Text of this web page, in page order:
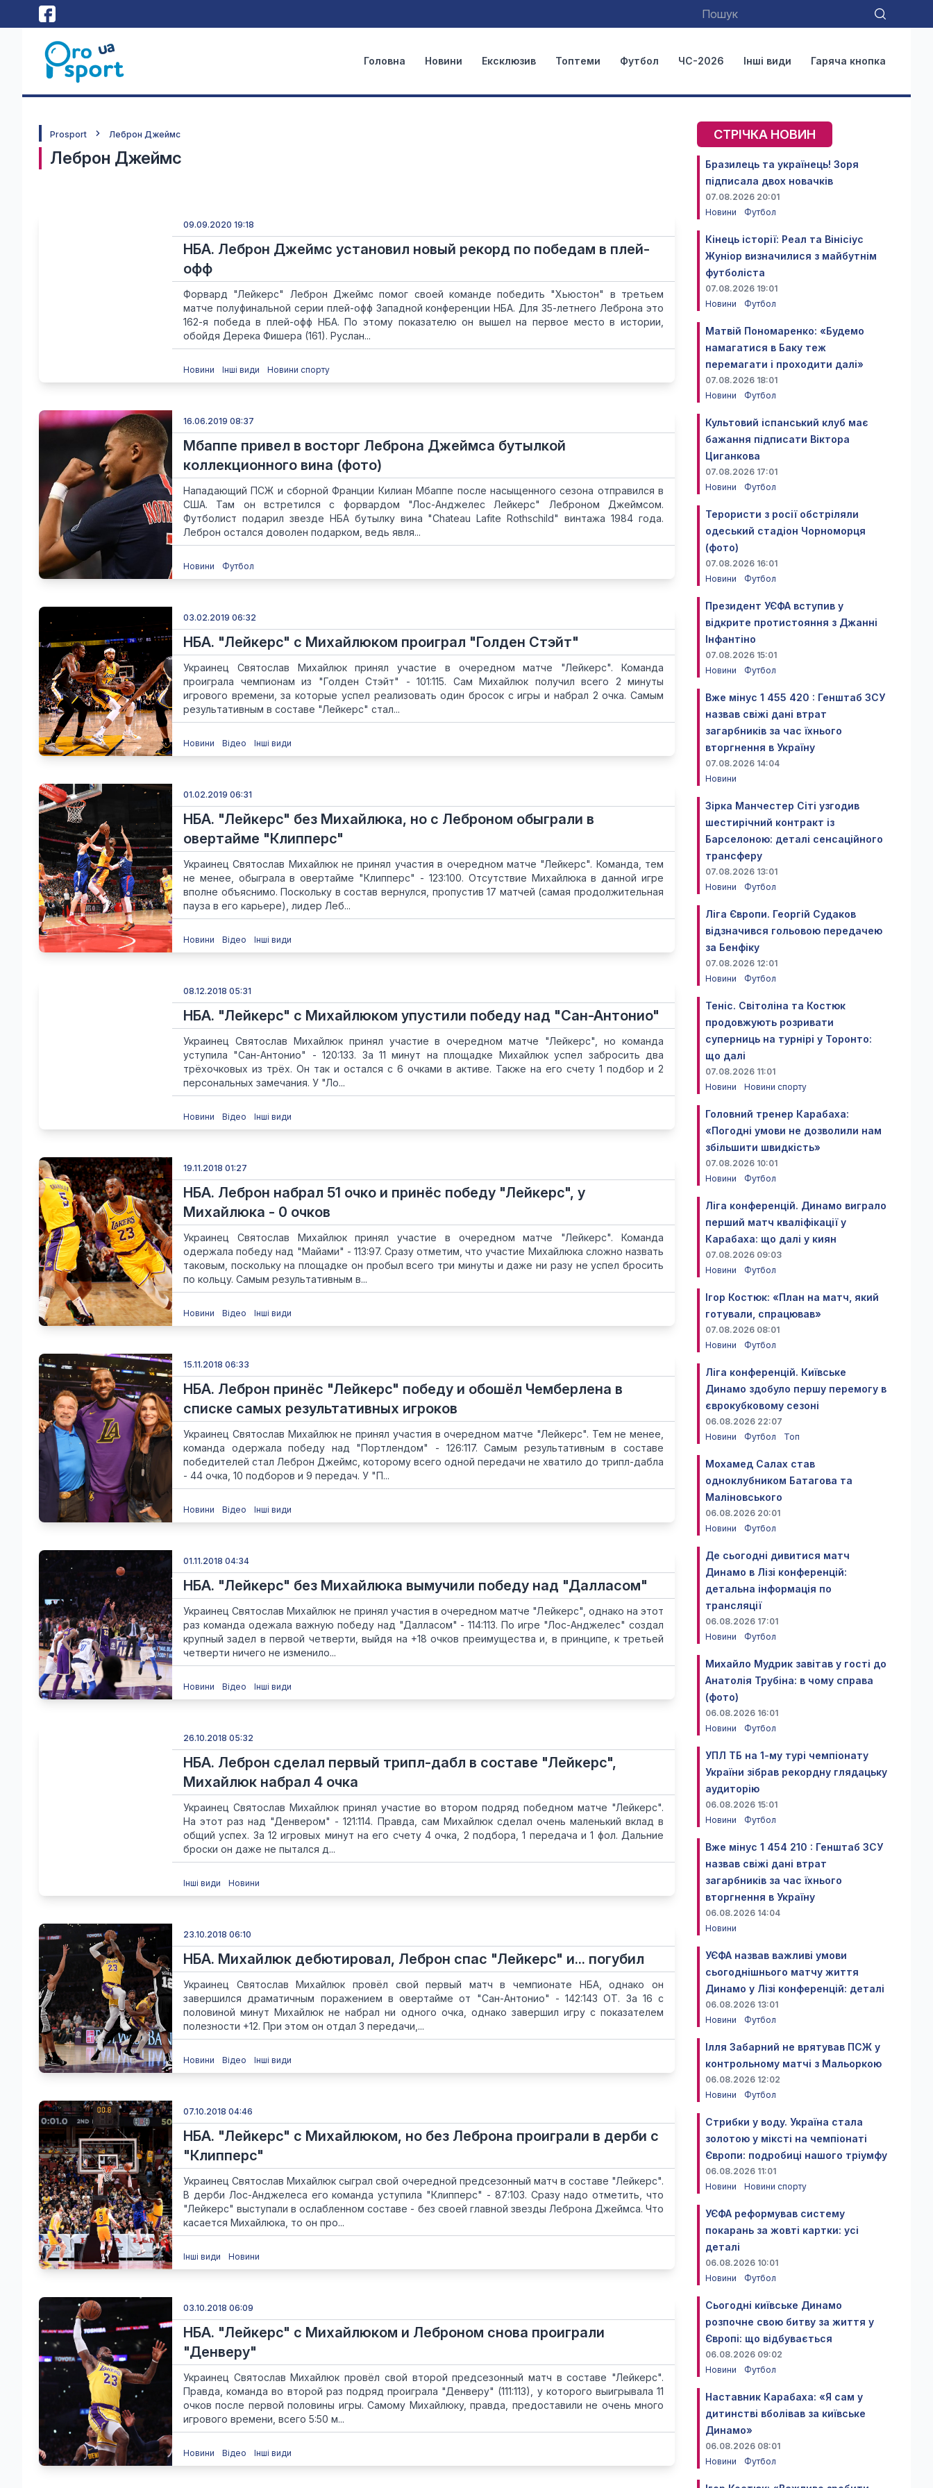
Головна Новини Ексклюзив Топтеми Футбол ЧС-2026 Інші види Гаряча кнопка
Prosport Леброн Джеймс
Леброн Джеймс
09.09.2020 19:18
НБА. Леброн Джеймс установил новый рекорд по победам в плей-
офф
Форвард "Лейкерс" Леброн Джеймс помог своей команде победить "Хьюстон" в третьем
матче полуфинальной серии плей-офф Западной конференции НБА. Для 35-летнего Леброна это
162-я победа в плей-офф НБА. По этому показателю он вышел на первое место в истории,
обойдя Дерека Фишера (161). Руслан...
Новини Інші види Новини спорту
16.06.2019 08:37
Мбаппе привел в восторг Леброна Джеймса бутылкой
коллекционного вина (фото)
Нападающий ПСЖ и сборной Франции Килиан Мбаппе после насыщенного сезона отправился в
США. Там он встретился с форвардом "Лос-Анджелес Лейкерс" Леброном Джеймсом.
Футболист подарил звезде НБА бутылку вина "Chateau Lafite Rothschild" винтажа 1984 года.
Леброн остался доволен подарком, ведь явля...
Новини Футбол
03.02.2019 06:32
НБА. "Лейкерс" с Михайлюком проиграл "Голден Стэйт"
Украинец Святослав Михайлюк принял участие в очередном матче "Лейкерс". Команда
проиграла чемпионам из "Голден Стэйт" - 101:115. Сам Михайлюк получил всего 2 минуты
игрового времени, за которые успел реализовать один бросок с игры и набрал 2 очка. Самым
результативным в составе "Лейкерс" стал...
Новини Відео Інші види
01.02.2019 06:31
НБА. "Лейкерс" без Михайлюка, но с Леброном обыграли в
овертайме "Клипперс"
Украинец Святослав Михайлюк не принял участия в очередном матче "Лейкерс". Команда, тем
не менее, обыграла в овертайме "Клипперс" - 123:100. Отсутствие Михайлюка в данной игре
вполне объяснимо. Поскольку в состав вернулся, пропустив 17 матчей (самая продолжительная
пауза в его карьере), лидер Леб...
Новини Відео Інші види
08.12.2018 05:31
НБА. "Лейкерс" с Михайлюком упустили победу над "Сан-Антонио"
Украинец Святослав Михайлюк принял участие в очередном матче "Лейкерс", но команда
уступила "Сан-Антонио" - 120:133. За 11 минут на площадке Михайлюк успел забросить два
трёхочковых из трёх. Он так и остался с 6 очками в активе. Также на его счету 1 подбор и 2
персональных замечания. У "Ло...
Новини Відео Інші види
19.11.2018 01:27
НБА. Леброн набрал 51 очко и принёс победу "Лейкерс", у
Михайлюка - 0 очков
Украинец Святослав Михайлюк принял участие в очередном матче "Лейкерс". Команда
одержала победу над "Майами" - 113:97. Сразу отметим, что участие Михайлюка сложно назвать
таковым, поскольку на площадке он пробыл всего три минуты и даже ни разу не успел бросить
по кольцу. Самым результативным в...
Новини Відео Інші види
15.11.2018 06:33
НБА. Леброн принёс "Лейкерс" победу и обошёл Чемберлена в
списке самых результативных игроков
Украинец Святослав Михайлюк не принял участия в очередном матче "Лейкерс". Тем не менее,
команда одержала победу над "Портлендом" - 126:117. Самым результативным в составе
победителей стал Леброн Джеймс, которому всего одной передачи не хватило до трипл-дабла
- 44 очка, 10 подборов и 9 передач. У "П...
Новини Відео Інші види
01.11.2018 04:34
НБА. "Лейкерс" без Михайлюка вымучили победу над "Далласом"
Украинец Святослав Михайлюк не принял участия в очередном матче "Лейкерс", однако на этот
раз команда одежала важную победу над "Далласом" - 114:113. По игре "Лос-Анджелес" создал
крупный задел в первой четверти, выйдя на +18 очков преимущества и, в принципе, к третьей
четверти ничего не изменило...
Новини Відео Інші види
26.10.2018 05:32
НБА. Леброн сделал первый трипл-дабл в составе "Лейкерс",
Михайлюк набрал 4 очка
Украинец Святослав Михайлюк принял участие во втором подряд победном матче "Лейкерс".
На этот раз над "Денвером" - 121:114. Правда, сам Михайлюк сделал очень маленький вклад в
общий успех. За 12 игровых минут на его счету 4 очка, 2 подбора, 1 передача и 1 фол. Дальние
броски он даже не пытался д...
Інші види Новини
23.10.2018 06:10
НБА. Михайлюк дебютировал, Леброн спас "Лейкерс" и... погубил
Украинец Святослав Михайлюк провёл свой первый матч в чемпионате НБА, однако он
завершился драматичным поражением в овертайме от "Сан-Антонио" - 142:143 ОТ. За 16 с
половиной минут Михайлюк не набрал ни одного очка, однако завершил игру с показателем
полезности +12. При этом он отдал 3 передачи,...
Новини Відео Інші види
07.10.2018 04:46
НБА. "Лейкерс" с Михайлюком, но без Леброна проиграли в дерби с
"Клипперс"
Украинец Святослав Михайлюк сыграл свой очередной предсезонный матч в составе "Лейкерс".
В дерби Лос-Анджелеса его команда уступила "Клипперс" - 87:103. Сразу надо отметить, что
"Лейкерс" выступали в ослабленном составе - без своей главной звезды Леброна Джеймса. Что
касается Михайлюка, то он про...
Інші види Новини
03.10.2018 06:09
НБА. "Лейкерс" с Михайлюком и Леброном снова проиграли
"Денверу"
Украинец Святослав Михайлюк провёл свой второй предсезонный матч в составе "Лейкерс".
Правда, команда во второй раз подряд проиграла "Денверу" (111:113), у которого выигрывала 11
очков после первой половины игры. Самому Михайлюку, правда, предоставили не очень много
игрового времени, всего 5:50 м...
Новини Відео Інші види
СТРІЧКА НОВИН
Бразилець та українець! Зоря
підписала двох новачків
07.08.2026 20:01
Новини
Футбол
Кінець історії: Реал та Вінісіус
Жуніор визначилися з майбутнім
футболіста
07.08.2026 19:01
Новини
Футбол
Матвій Пономаренко: «Будемо
намагатися в Баку теж
перемагати і проходити далі»
07.08.2026 18:01
Новини
Футбол
Культовий іспанський клуб має
бажання підписати Віктора
Циганкова
07.08.2026 17:01
Новини
Футбол
Терористи з росії обстріляли
одеський стадіон Чорноморця
(фото)
07.08.2026 16:01
Новини
Футбол
Президент УЄФА вступив у
відкрите протистояння з Джанні
Інфантіно
07.08.2026 15:01
Новини
Футбол
Вже мінус 1 455 420 : Генштаб ЗСУ
назвав свіжі дані втрат
загарбників за час їхнього
вторгнення в Україну
07.08.2026 14:04
Новини
Зірка Манчестер Сіті узгодив
шестирічний контракт із
Барселоною: деталі сенсаційного
трансферу
07.08.2026 13:01
Новини
Футбол
Ліга Європи. Георгій Судаков
відзначився гольовою передачею
за Бенфіку
07.08.2026 12:01
Новини
Футбол
Теніс. Світоліна та Костюк
продовжують розривати
суперниць на турнірі у Торонто:
що далі
07.08.2026 11:01
Новини
Новини спорту
Головний тренер Карабаха:
«Погодні умови не дозволили нам
збільшити швидкість»
07.08.2026 10:01
Новини
Футбол
Ліга конференцій. Динамо виграло
перший матч кваліфікації у
Карабаха: що далі у киян
07.08.2026 09:03
Новини
Футбол
Ігор Костюк: «План на матч, який
готували, спрацював»
07.08.2026 08:01
Новини
Футбол
Ліга конференцій. Київське
Динамо здобуло першу перемогу в
єврокубковому сезоні
06.08.2026 22:07
Новини
Футбол Топ
Мохамед Салах став
одноклубником Батагова та
Маліновського
06.08.2026 20:01
Новини
Футбол
Де сьогодні дивитися матч
Динамо в Лізі конференцій:
детальна інформація по
трансляції
06.08.2026 17:01
Новини
Футбол
Михайло Мудрик завітав у гості до
Анатолія Трубіна: в чому справа
(фото)
06.08.2026 16:01
Новини
Футбол
УПЛ ТБ на 1-му турі чемпіонату
України зібрав рекордну глядацьку
аудиторію
06.08.2026 15:01
Новини
Футбол
Вже мінус 1 454 210 : Генштаб ЗСУ
назвав свіжі дані втрат
загарбників за час їхнього
вторгнення в Україну
06.08.2026 14:04
Новини
УЄФА назвав важливі умови
сьогоднішнього матчу життя
Динамо у Лізі конференцій: деталі
06.08.2026 13:01
Новини
Футбол
Ілля Забарний не врятував ПСЖ у
контрольному матчі з Мальоркою
06.08.2026 12:02
Новини
Футбол
Стрибки у воду. Україна стала
золотою у міксті на чемпіонаті
Європи: подробиці нашого тріумфу
06.08.2026 11:01
Новини
Новини спорту
УЄФА реформував систему
покарань за жовті картки: усі
деталі
06.08.2026 10:01
Новини
Футбол
Сьогодні київське Динамо
розпочне свою битву за життя у
Європі: що відбувається
06.08.2026 09:02
Новини
Футбол
Наставник Карабаха: «Я сам у
дитинстві вболівав за київське
Динамо»
06.08.2026 08:01
Новини
Футбол